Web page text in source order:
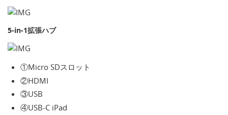
5-in-1拡張ハブ
①Micro SDスロット
②HDMI
③USB
④USB-C iPad